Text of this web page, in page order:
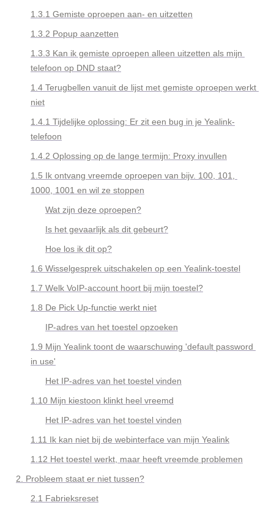
1.3.1 Gemiste oproepen aan- en uitzetten
1.3.2 Popup aanzetten
1.3.3 Kan ik gemiste oproepen alleen uitzetten als mijn
telefoon op DND staat?
1.4 Terugbellen vanuit de lijst met gemiste oproepen werkt
niet
1.4.1 Tijdelijke oplossing: Er zit een bug in je Yealink-
telefoon
1.4.2 Oplossing op de lange termijn: Proxy invullen
1.5 Ik ontvang vreemde oproepen van bijv. 100, 101,
1000, 1001 en wil ze stoppen
Wat zijn deze oproepen?
Is het gevaarlijk als dit gebeurt?
Hoe los ik dit op?
1.6 Wisselgesprek uitschakelen op een Yealink-toestel
1.7 Welk VoIP-account hoort bij mijn toestel?
1.8 De Pick Up-functie werkt niet
IP-adres van het toestel opzoeken
1.9 Mijn Yealink toont de waarschuwing 'default password
in use'
Het IP-adres van het toestel vinden
1.10 Mijn kiestoon klinkt heel vreemd
Het IP-adres van het toestel vinden
1.11 Ik kan niet bij de webinterface van mijn Yealink
1.12 Het toestel werkt, maar heeft vreemde problemen
2. Probleem staat er niet tussen?
2.1 Fabrieksreset